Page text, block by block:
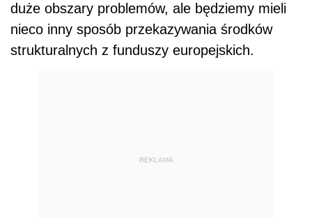
duże obszary problemów, ale będziemy mieli
nieco inny sposób przekazywania środków
strukturalnych z funduszy europejskich.
REKLAMA